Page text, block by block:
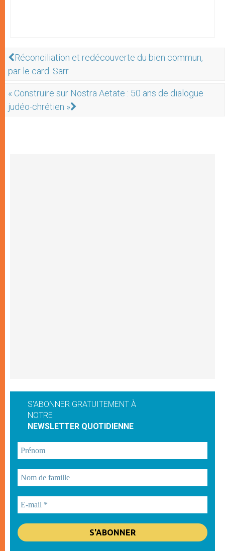
Réconciliation et redécouverte du bien commun,
par le card. Sarr
« Construire sur Nostra Aetate : 50 ans de dialogue
judéo-chrétien »
S'ABONNER GRATUITEMENT À
NOTRE
NEWSLETTER QUOTIDIENNE